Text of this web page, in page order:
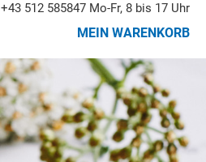
+43 512 585847 Mo-Fr, 8 bis 17 Uhr
MEIN WARENKORB